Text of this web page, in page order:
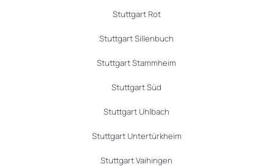
Stuttgart Rot
Stuttgart Sillenbuch
Stuttgart Stammheim
Stuttgart Süd
Stuttgart Uhlbach
Stuttgart Untertürkheim
Stuttgart Vaihingen